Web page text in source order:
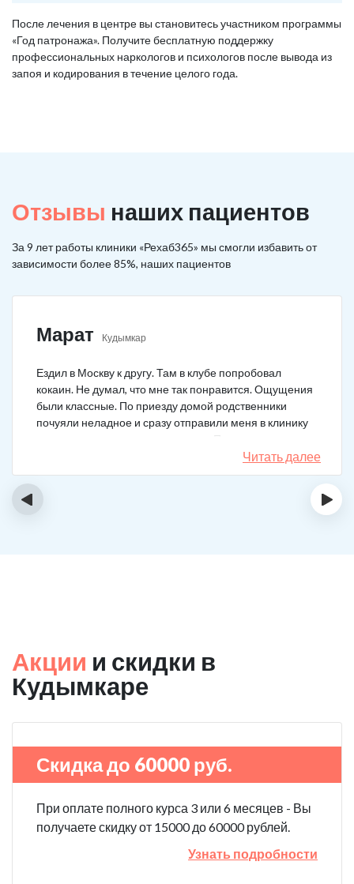
После лечения в центре вы становитесь участником программы
«Год патронажа». Получите бесплатную поддержку
профессиональных наркологов и психологов после вывода из
запоя и кодирования в течение целого года.
Отзывы наших пациентов
За 9 лет работы клиники «Рехаб365» мы смогли избавить от
зависимости более 85%, наших пациентов
Марат Кудымкар
Ездил в Москву к другу. Там в клубе попробовал
кокаин. Не думал, что мне так понравится. Ощущения
были классные. По приезду домой родственники
почуяли неладное и сразу отправили меня в клинику
после того как я им все рассказал. Прошел курс
лечения, но мысли о коксе не прошли. Сейчас хожу на
курсы анонимных наркоманов, делаю все, чтобы
Читать далее
‹ ›
Акции и скидки в
Кудымкаре
Скидка до 60000 руб.
При оплате полного курса 3 или 6 месяцев - Вы
получаете скидку от 15000 до 60000 рублей.
Узнать подробности